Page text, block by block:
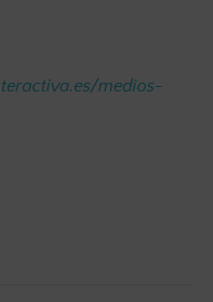
medios-